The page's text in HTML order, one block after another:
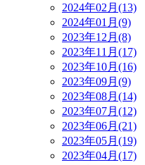
2024年02月(13)
2024年01月(9)
2023年12月(8)
2023年11月(17)
2023年10月(16)
2023年09月(9)
2023年08月(14)
2023年07月(12)
2023年06月(21)
2023年05月(19)
2023年04月(17)